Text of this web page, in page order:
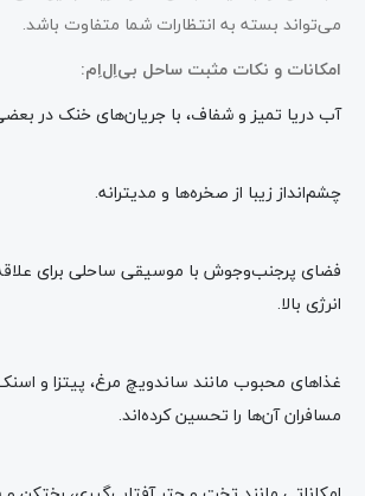
می‌تواند بسته به انتظارات شما متفاوت باشد.
امکانات و نکات مثبت ساحل بی‌اِل‌اِم:
آب دریا تمیز و شفاف، با جریان‌های خنک در
چشم‌انداز زیبا از صخره‌ها و مدیترانه.
فضای پرجنب‌وجوش با موسیقی ساحلی برای
انرژی بالا.
غذاهای محبوب مانند ساندویچ مرغ، پیتزا و
مسافران آن‌ها را تحسین کرده‌اند.